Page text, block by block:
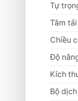
Tự
Tâm
Chiều
Độ
Kích
Bộ